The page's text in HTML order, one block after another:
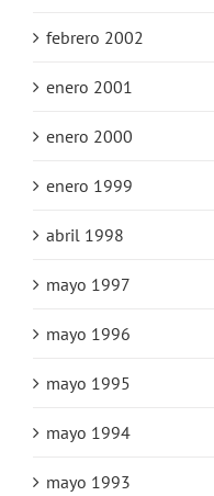
febrero 2002
enero 2001
enero 2000
enero 1999
abril 1998
mayo 1997
mayo 1996
mayo 1995
mayo 1994
mayo 1993